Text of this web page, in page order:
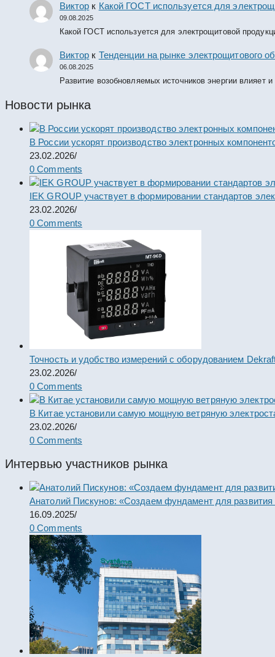
Виктор к Какой ГОСТ используется для
09.08.2025
Какой ГОСТ используется для электрощитовой
Виктор к Тенденции на рынке электрощитового
06.08.2025
Развитие возобновляемых источников энергии влияет
Новости рынка
В России ускорят производство электронных
23.02.2026/
0 Comments
IEK GROUP участвует в формировании стандартов
23.02.2026/
0 Comments
Точность и удобство измерений с оборудованием
23.02.2026/
0 Comments
В Китае установили самую мощную ветряную
23.02.2026/
0 Comments
Интервью участников рынка
Анатолий Пискунов: «Создаем фундамент для развития
16.09.2025/
0 Comments